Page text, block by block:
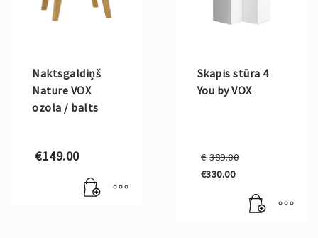
Naktsgaldiņš
Nature VOX
ozola / balts
€149.00
Skapis stūra 4
You by VOX
€ 389.00
€389.00.
€330.00